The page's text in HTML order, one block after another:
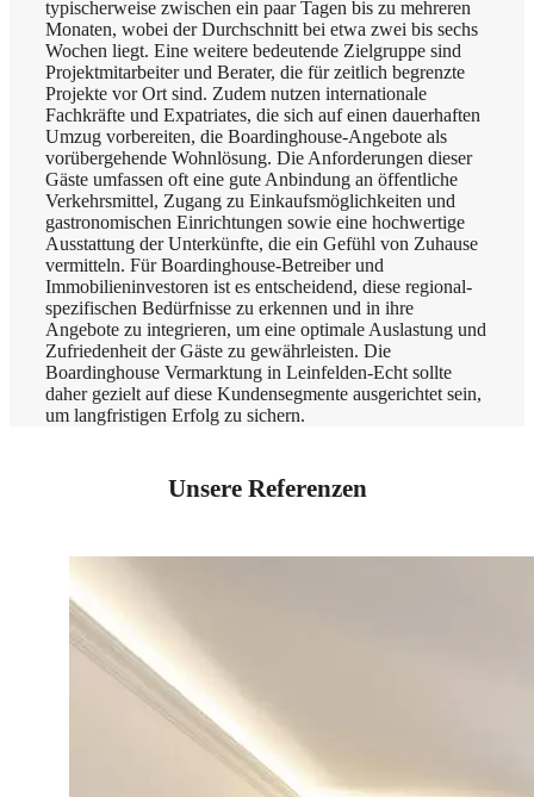
typischerweise zwischen ein paar Tagen bis zu mehreren
Monaten, wobei der Durchschnitt bei etwa zwei bis sechs
Wochen liegt. Eine weitere bedeutende Zielgruppe sind
Projektmitarbeiter und Berater, die für zeitlich begrenzte
Projekte vor Ort sind. Zudem nutzen internationale
Fachkräfte und Expatriates, die sich auf einen dauerhaften
Umzug vorbereiten, die Boardinghouse-Angebote als
vorübergehende Wohnlösung. Die Anforderungen dieser
Gäste umfassen oft eine gute Anbindung an öffentliche
Verkehrsmittel, Zugang zu Einkaufsmöglichkeiten und
gastronomischen Einrichtungen sowie eine hochwertige
Ausstattung der Unterkünfte, die ein Gefühl von Zuhause
vermitteln. Für Boardinghouse-Betreiber und
Immobilieninvestoren ist es entscheidend, diese regional-
spezifischen Bedürfnisse zu erkennen und in ihre
Angebote zu integrieren, um eine optimale Auslastung und
Zufriedenheit der Gäste zu gewährleisten. Die
Boardinghouse Vermarktung in Leinfelden-Echt sollte
daher gezielt auf diese Kundensegmente ausgerichtet sein,
um langfristigen Erfolg zu sichern.
Unsere Referenzen